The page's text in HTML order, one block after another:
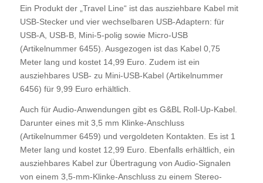
Ein Produkt der „Travel Line“ ist das ausziehbare Kabel mit
USB-Stecker und vier wechselbaren USB-Adaptern: für
USB-A, USB-B, Mini-5-polig sowie Micro-USB
(Artikelnummer 6455). Ausgezogen ist das Kabel 0,75
Meter lang und kostet 14,99 Euro. Zudem ist ein
ausziehbares USB- zu Mini-USB-Kabel (Artikelnummer
6456) für 9,99 Euro erhältlich.
Auch für Audio-Anwendungen gibt es G&BL Roll-Up-Kabel.
Darunter eines mit 3,5 mm Klinke-Anschluss
(Artikelnummer 6459) und vergoldeten Kontakten. Es ist 1
Meter lang und kostet 12,99 Euro. Ebenfalls erhältlich, ein
ausziehbares Kabel zur Übertragung von Audio-Signalen
von einem 3,5-mm-Klinke-Anschluss zu einem Stereo-